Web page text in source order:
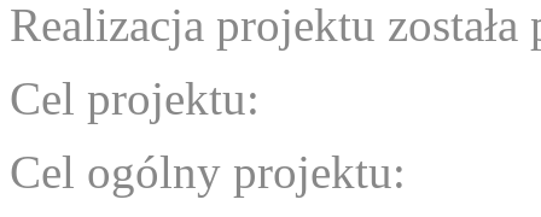
Realizacja projektu
Cel projektu:
Cel ogólny projektu: